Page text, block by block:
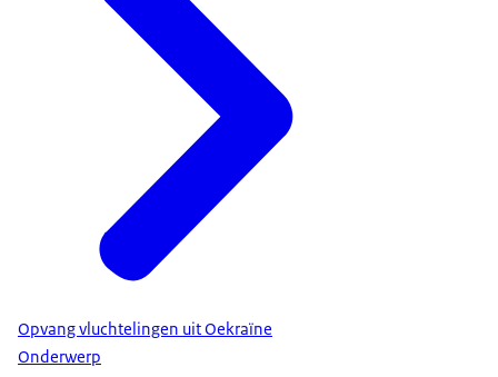
Opvang vluchtelingen uit Oekraïne
Onderwerp